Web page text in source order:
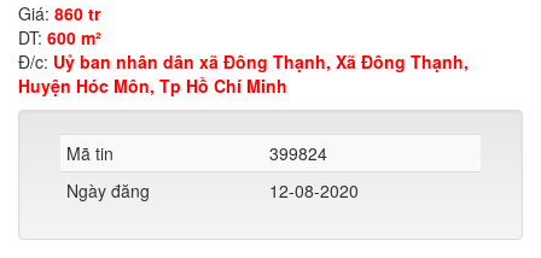
Giá: 860 tr
DT: 600 m²
Đ/c: Uỷ ban nhân dân xã Đông Thạnh, Xã Đông Thạnh,
Huyện Hóc Môn, Tp Hồ Chí Minh
Mã tin
399824
Ngày đăng
12-08-2020